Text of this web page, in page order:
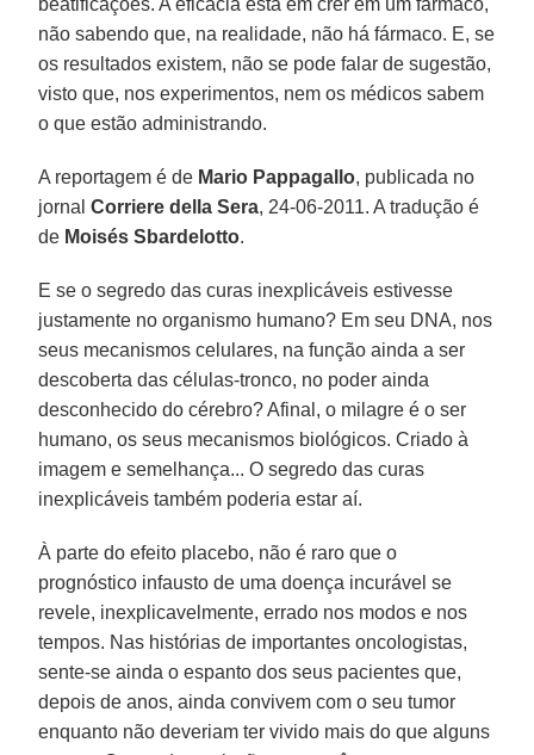
não sabendo que, na realidade, não há fármaco. E, se
os resultados existem, não se pode falar de sugestão,
visto que, nos experimentos, nem os médicos sabem
o que estão administrando.
A reportagem é de Mario Pappagallo, publicada no
jornalCorriere della Sera, 24-06-2011. A tradução é
de Moisés Sbardelotto.
E se o segredo das curas inexplicáveis estivesse
justamente no organismo humano? Em seu DNA, nos
seus mecanismos celulares, na função ainda a ser
descoberta das células-tronco, no poder ainda
desconhecido do cérebro? Afinal, o milagre é o ser
humano, os seus mecanismos biológicos. Criado à
imagem e semelhança... O segredo das curas
inexplicáveis também poderia estar aí.
À parte do efeito placebo, não é raro que o
prognóstico infausto de uma doença incurável se
revele, inexplicavelmente, errado nos modos e nos
tempos. Nas histórias de importantes oncologistas,
sente-se ainda o espanto dos seus pacientes que,
depois de anos, ainda convivem com o seu tumor
enquanto não deveriam ter vivido mais do que alguns